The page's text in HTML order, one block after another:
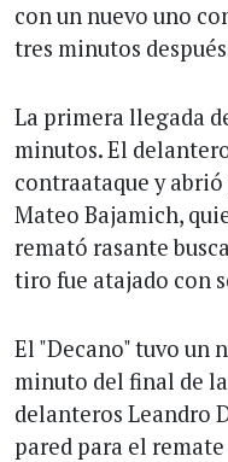
con un nuevo uno
tres minutos
La primera llegada
minutos. El
contraataque y
Mateo Bajamich,
remató rasante
tiro fue atajado con
El "Decano" tuvo un
minuto del final de
delanteros Leandro
pared para el